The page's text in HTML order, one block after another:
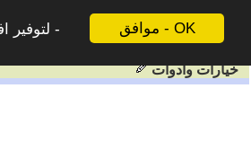
موافق - OK
لتوفير
خيارات وادوات